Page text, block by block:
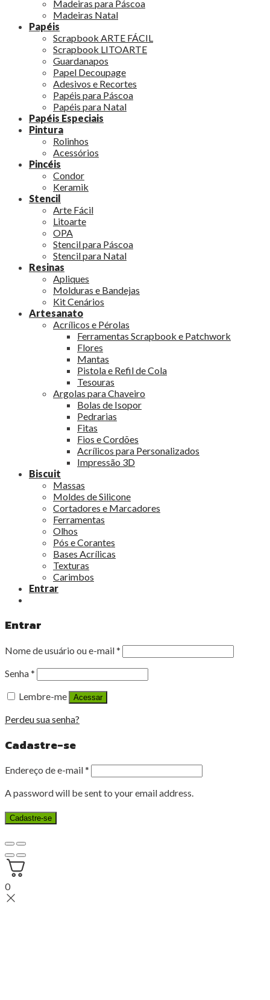
Madeiras para Páscoa
Madeiras Natal
Papéis
Scrapbook ARTE FÁCIL
Scrapbook LITOARTE
Guardanapos
Papel Decoupage
Adesivos e Recortes
Papéis para Páscoa
Papéis para Natal
Papéis Especiais
Pintura
Rolinhos
Acessórios
Pincéis
Condor
Keramik
Stencil
Arte Fácil
Litoarte
OPA
Stencil para Páscoa
Stencil para Natal
Resinas
Apliques
Molduras e Bandejas
Kit Cenários
Artesanato
Acrílicos e Pérolas
Ferramentas Scrapbook e Patchwork
Flores
Mantas
Pistola e Refil de Cola
Tesouras
Argolas para Chaveiro
Bolas de Isopor
Pedrarias
Fitas
Fios e Cordões
Acrílicos para Personalizados
Impressão 3D
Biscuit
Massas
Moldes de Silicone
Cortadores e Marcadores
Ferramentas
Olhos
Pós e Corantes
Bases Acrílicas
Texturas
Carimbos
Entrar
Entrar
Nome de usuário ou e-mail*
Senha*
Lembre-me
Acessar
Perdeu sua senha?
Cadastre-se
Endereço de e-mail*
A password will be sent to your email address.
Cadastre-se
0